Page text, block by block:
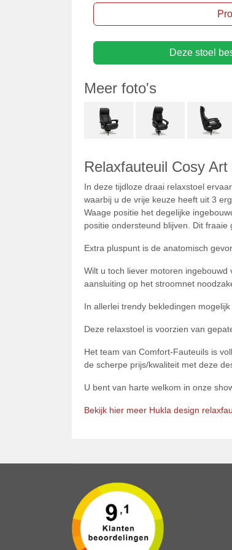
Deze stoel
Meer foto's
Relaxfauteuil Cosy
In deze tijdloze draai relaxstoel
waarbij u de vrije keuze heeft uit 3
Waage positie het degelijke
positie ondersteund blijven. Dit
Extra pluspunt is de anatomisch
Wilt u toch liever motoren
aansluiting op het stroomnet
In allerlei trendy bekledingen
Deze relaxstoel is voorzien van
Het team van Comfort-Fauteuils is
de scherpe prijs/kwaliteit met deze
U bent van harte welkom in onze
Bekijk hier meer Hukla design